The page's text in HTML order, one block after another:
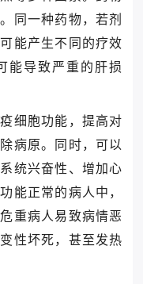
同一种药物，若剂
能产生不同的疗效
能导致严重的肝损
细胞功能，提高对
病原。同时，可以
统兴奋性、增加心
能正常的病人中，
重病人易致病情恶
性坏死，甚至发热